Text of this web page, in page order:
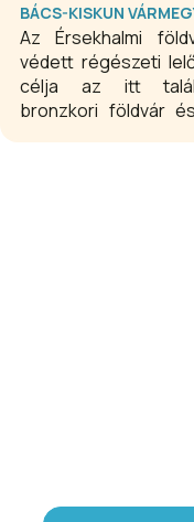
BÁCS-KISKUN
Az Érsekhalmi
védett régészeti
célja az itt
bronzkori földvár